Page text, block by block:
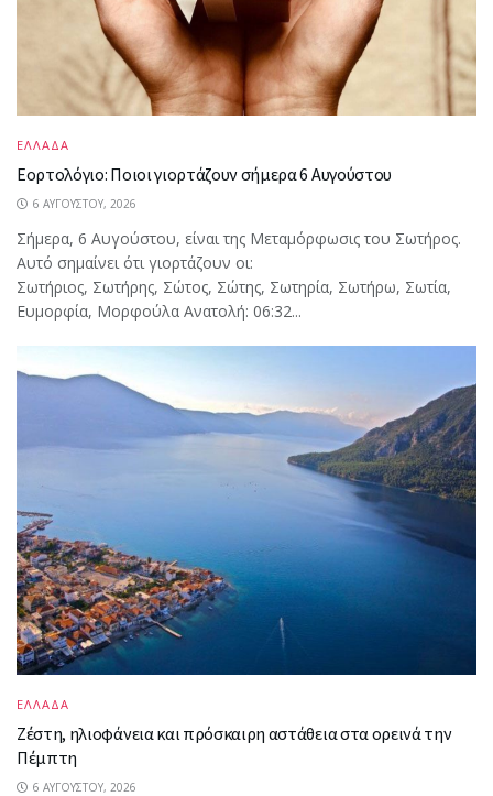
ΕΛΛΑΔΑ
Εορτολόγιο: Ποιοι γιορτάζουν σήμερα 6 Αυγούστου
6 ΑΥΓΟΎΣΤΟΥ, 2026
Σήμερα, 6 Αυγούστου, είναι της Μεταμόρφωσις του Σωτήρος.
Αυτό σημαίνει ότι γιορτάζουν οι:
Σωτήριος, Σωτήρης, Σώτος, Σώτης, Σωτηρία, Σωτήρω, Σωτία,
Ευμορφία, Μορφούλα Ανατολή: 06:32...
ΕΛΛΑΔΑ
Ζέστη, ηλιοφάνεια και πρόσκαιρη αστάθεια στα ορεινά την
Πέμπτη
6 ΑΥΓΟΎΣΤΟΥ, 2026